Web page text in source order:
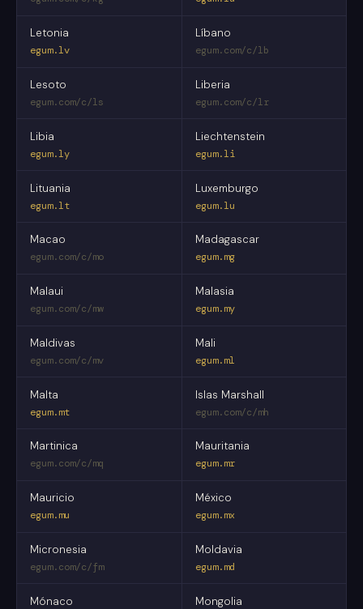
Letonia
egum.lv
Líbano
egum.com/c/lb
Lesoto
egum.com/c/ls
Liberia
egum.com/c/lr
Libia
egum.ly
Liechtenstein
egum.li
Lituania
egum.lt
Luxemburgo
egum.lu
Macao
egum.com/c/mo
Madagascar
egum.mg
Malaui
egum.com/c/mw
Malasia
egum.my
Maldivas
egum.com/c/mv
Mali
egum.ml
Malta
egum.mt
Islas Marshall
egum.com/c/mh
Martinica
egum.com/c/mq
Mauritania
egum.mr
Mauricio
egum.mu
México
egum.mx
Micronesia
egum.com/c/fm
Moldavia
egum.md
Mónaco Mongolia